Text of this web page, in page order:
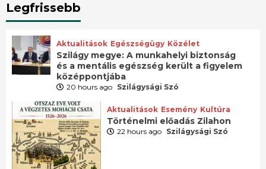
Legfrissebb
Aktualitások Egészségügy Közélet
Szilágy megye: A munkahelyi biztonság
és a mentális egészség került a figyelem
középpontjába
20 hours ago Szilágysági Szó
Aktualitások Esemény Kultúra
Történelmi előadás Zilahon
22 hours ago Szilágysági Szó